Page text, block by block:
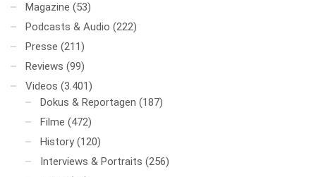
Magazine (53)
Podcasts & Audio (222)
Presse (211)
Reviews (99)
Videos (3.401)
Dokus & Reportagen (187)
Filme (472)
History (120)
Interviews & Portraits (256)